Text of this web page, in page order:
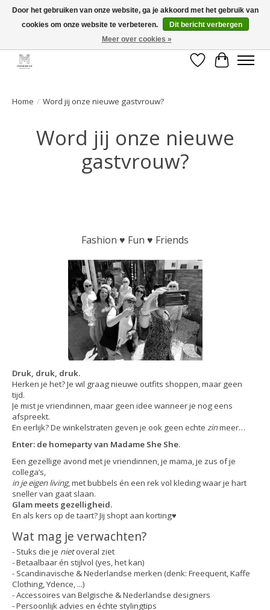
GRATIS verzending vanaf €50 voor BE - €75 voor NL - After pay mogelijk!
Verlanglijst
Home / Word jij onze nieuwe gastvrouw?
Word jij onze nieuwe
gastvrouw?
Fashion ♥ Fun ♥ Friends
Druk, druk, druk.
Herken je het? Je wil graag nieuwe outfits shoppen, maar geen
tijd.
Je mist je vriendinnen, maar geen idee wanneer je nog eens
afspreekt.
En eerlijk? De winkelstraten geven je ook geen echte zinmeer…
Enter: de homeparty van Madame She She.
Een gezellige avond met je vriendinnen, je mama, je zus of je
collega’s,
in je eigen living, met bubbels én een rek vol kleding waar je hart
sneller van gaat slaan.
Glam meets gezelligheid.
En als kers op de taart? Jij shopt aan korting♥
Wat mag je verwachten?
- Stuks die je nietoveral ziet
- Betaalbaar én stijlvol (yes, het kan)
- Scandinavische & Nederlandse merken (denk: Freequent, Kaffe
Clothing, Ydence, ...)
- Accessoires van Belgische & Nederlandse designers
- Persoonlijk advies en échte stylingtips
Door het gebruiken van onze website, ga je akkoord met het gebruik van
cookies om onze website te verbeteren.
Dit bericht verbergen
Meer over cookies »